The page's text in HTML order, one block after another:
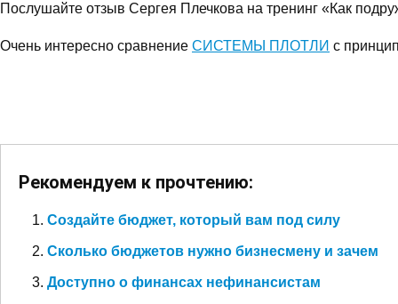
Послушайте отзыв Сергея Плечкова на тренинг «Как
Очень интересно сравнение СИСТЕМЫ ПЛОТЛИ с
Рекомендуем к прочтению:
Создайте бюджет, который вам под силу
Сколько бюджетов нужно бизнесмену и зачем
Доступно о финансах нефинансистам